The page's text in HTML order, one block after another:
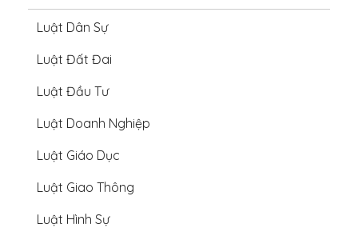
Luật Dân Sự
Luật Đất Đai
Luật Đầu Tư
Luật Doanh Nghiệp
Luật Giáo Dục
Luật Giao Thông
Luật Hình Sự